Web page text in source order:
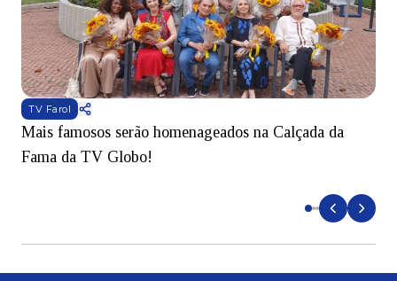
TV Farol
Mais famosos serão homenageados na Calçada da
Fama da TV Globo!